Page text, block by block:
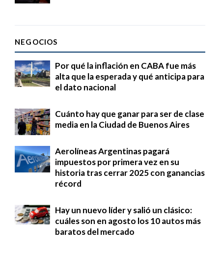
NEGOCIOS
Por qué la inflación en CABA fue más
alta que la esperada y qué anticipa para
el dato nacional
Cuánto hay que ganar para ser de clase
media en la Ciudad de Buenos Aires
Aerolíneas Argentinas pagará
impuestos por primera vez en su
historia tras cerrar 2025 con ganancias
récord
Hay un nuevo líder y salió un clásico:
cuáles son en agosto los 10 autos más
baratos del mercado